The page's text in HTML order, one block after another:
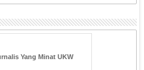
Yang Minat UKW